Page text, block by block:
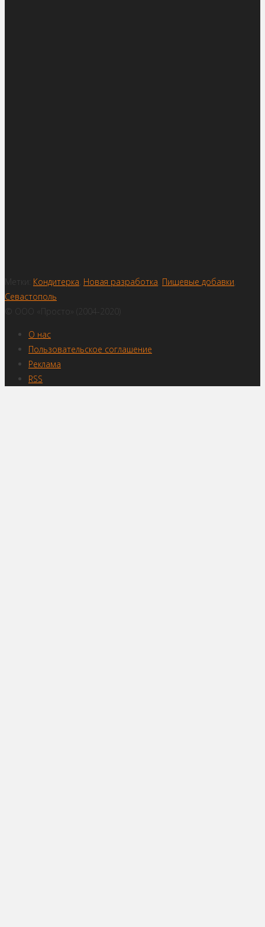
Метки: Кондитерка Новая разработка Пищевые добавки
Севастополь
© ООО «Просто» (2004-2020)
О нас
Пользовательское соглашение
Реклама
RSS